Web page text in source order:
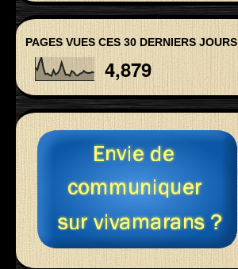
PAGES VUES CES 30 DERNIERS JOURS
4,879